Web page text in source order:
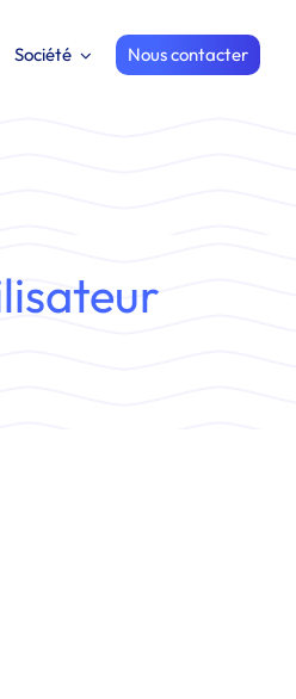
Société Nous contacter